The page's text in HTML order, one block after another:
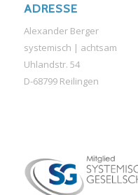
ADRESSE
Alexander Berger
systemisch | achtsam
Uhlandstr. 54
D-68799 Reilingen